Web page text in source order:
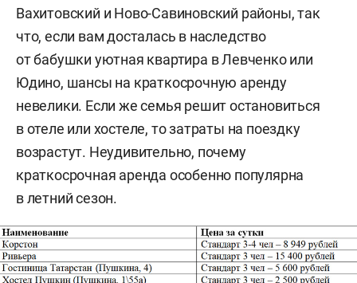
Вахитовский и Ново-Савиновский районы, так
что, если вам досталась в наследство
от бабушки уютная квартира в Левченко или
Юдино, шансы на краткосрочную аренду
невелики. Если же семья решит остановиться
в отеле или хостеле, то затраты на поездку
возрастут. Неудивительно, почему
краткосрочная аренда особенно популярна
в летний сезон.